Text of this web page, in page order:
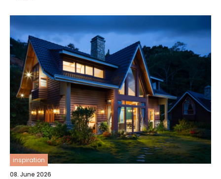
inspiration
08. June 2026